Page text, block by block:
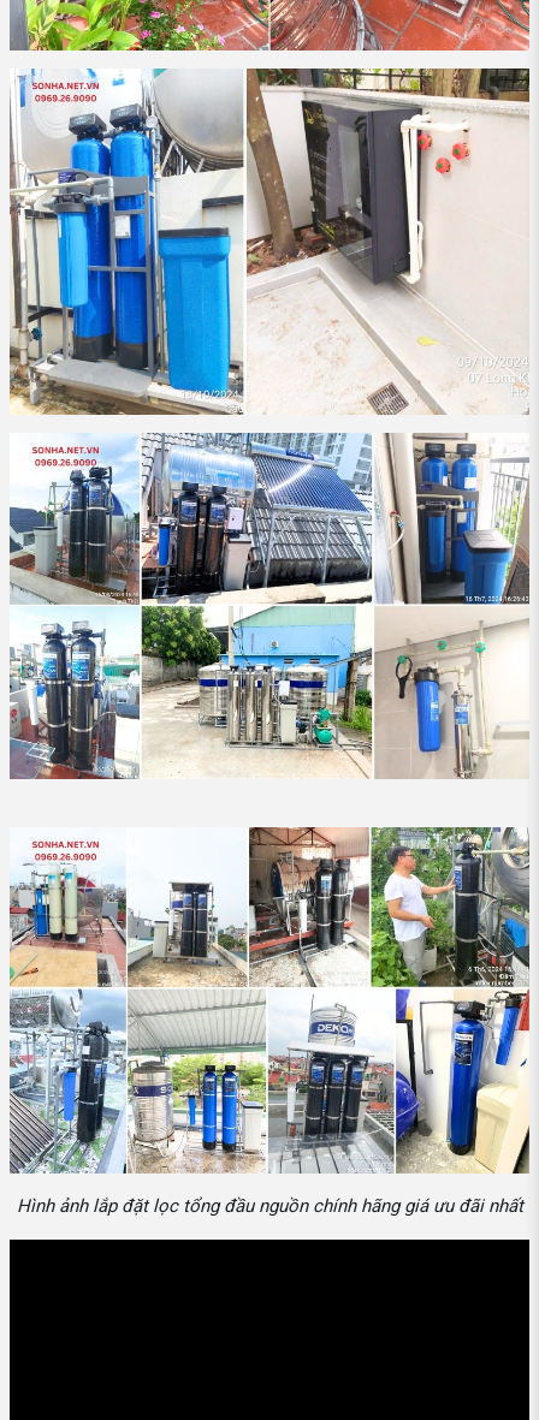
Hình ảnh lắp đặt lọc tổng đầu nguồn chính hãng giá ưu đãi nhất